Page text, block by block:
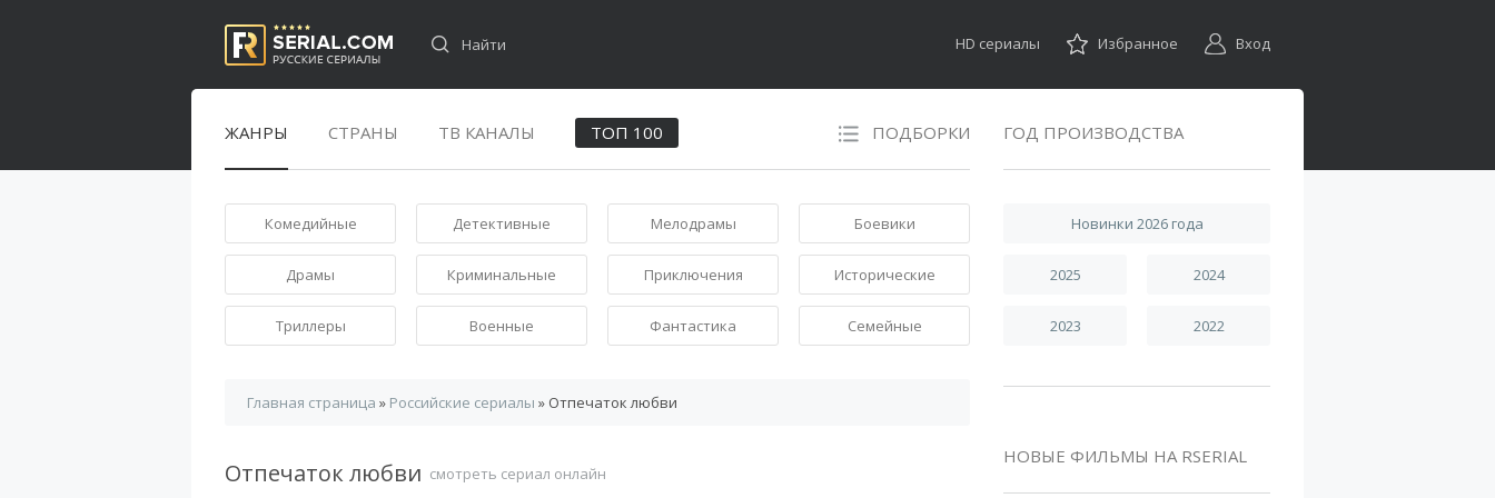
HD сериалы Избранное Вход
ЖАНРЫ СТРАНЫ ТВ КАНАЛЫ ПОДБОРКИ
ТОП 100
Комедийные Детективные Мелодрамы Боевики
Драмы Криминальные Приключения Исторические
Триллеры Военные Фантастика Семейные
Главная страница » Российские сериалы » Отпечаток любви
Отпечаток любви смотреть сериал онлайн
ГОД ПРОИЗВОДСТВА
Новинки 2026 года
2025 2024
2023 2022
НОВЫЕ ФИЛЬМЫ НА RSERIAL